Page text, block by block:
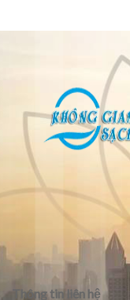
Thông tin liên hệ